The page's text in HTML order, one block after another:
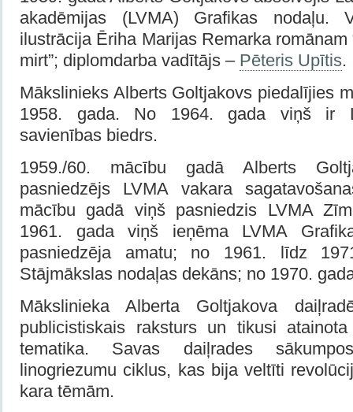
akadēmijas (LVMA) Grafikas nodaļu.
ilustrācija Ēriha Marijas Remarka
mirt”; diplomdarba vadītājs – Pēteris Upītis.
Mākslinieks Alberts Goltjakovs piedalījies
1958. gada. No 1964. gada viņš ir
savienības biedrs.
1959./60. mācību gadā Alberts
pasniedzējs LVMA vakara
mācību gadā viņš pasniedzis LVMA
1961. gada viņš ieņēma LVMA
pasniedzēja amatu; no 1961. līdz
Stājmākslas nodaļas dekāns; no 1970.
Mākslinieka Alberta Goltjakova
publicistiskais raksturs un tikusi
tematika. Savas daiļrades
linogriezumu ciklus, kas bija veltīti
kara tēmām.